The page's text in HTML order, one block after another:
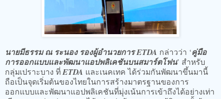
นายมีธรรม ณ ระนอง รองผู้อำนวยการ ETDA กล่าวว่า ‘คู่มือ
การออกแบบและพัฒนาแอปพลิเคชันบนสมาร์ตโฟน’ สำหรับ
กลุ่มเปราะบาง ที่ETDA และเนคเทค ได้ร่วมกันพัฒนาขึ้นมานี้
ถือเป็นจุดเริ่มต้นของไทยในการสร้างมาตรฐานของการ
ออกแบบและพัฒนาแอปพลิเคชันที่มุ่งเน้นการเข้าถึงได้อย่างเท่า